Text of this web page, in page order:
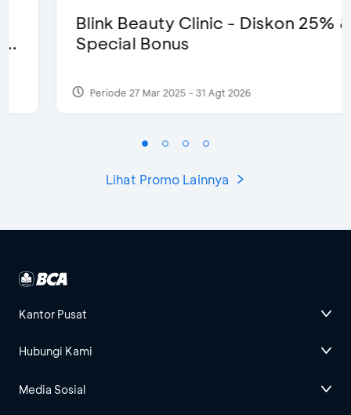
Blink Beauty Clinic - Diskon 25% &
Special Bonus
Periode 27 Mar 2025 - 31 Agt 2026
Lihat Promo Lainnya
Kantor Pusat
Hubungi Kami
Media Sosial